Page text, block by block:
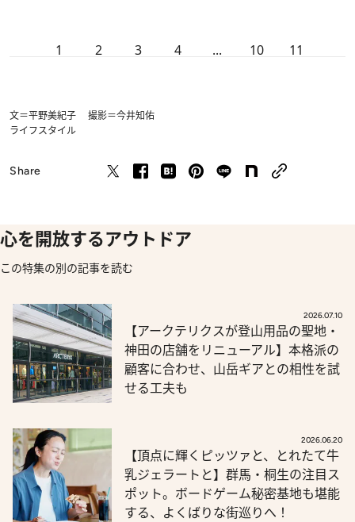
1 2 3 4 ... 10 11
文＝平野美紀子 撮影＝今井知佑
ライフスタイル
Share
心を開放するアウトドア
この特集の別の記事を読む
2026.07.10
【アークテリクスが登山用品の聖地・
神田の店舗をリニューアル】本格派の
顧客に合わせ、山岳ギアとの相性を試
せる工夫も
2026.06.20
【頂点に輝くピッツァと、とれたて牛
乳ジェラートと】群馬・桐生の注目ス
ポット。ボードゲーム秘密基地も堪能
する、よくばりな街巡りへ！